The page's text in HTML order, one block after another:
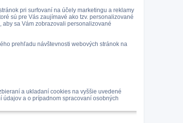
pri surfovaní na účely marketingu a reklamy
sú pre Vás zaujímavé ako tzv. personalizované
sa Vám zobrazovali personalizované
prehľadu návštevnosti webových stránok na
a ukladaní cookies na vyššie uvedené
údajov a o prípadnom spracovaní osobných